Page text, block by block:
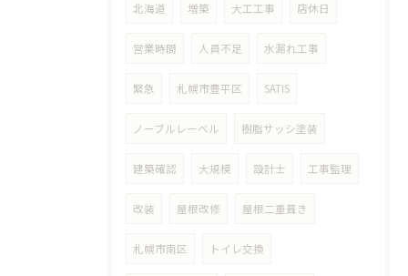
北海道 増築 大工工事 店休日
営業時間 人員不足 水漏れ工事
緊急 札幌市豊平区 SATIS
ノーブルレーベル 樹脂サッシ塗装
建築確認 大規模 設計士 工事監理
改装 屋根改修 屋根二重葺き
札幌市南区 トイレ交換